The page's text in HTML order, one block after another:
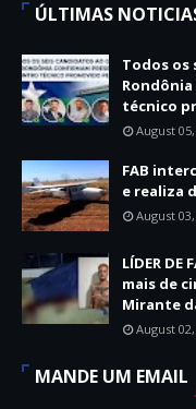
ÚLTIMAS
Todos os
técnico
August
FAB
e realiza
August
LÍDER DE
mais de
Mirante
August
MANDE UM EMAIL